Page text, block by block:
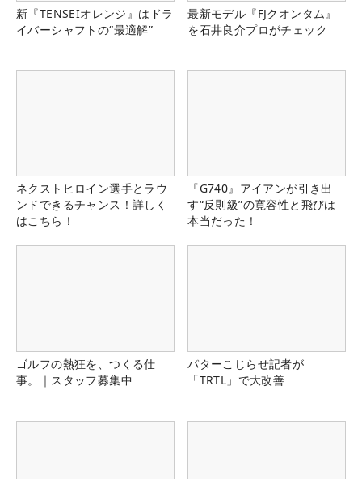
新『TENSEIオレンジ』はドラ
イバーシャフトの“最適解”
最新モデル『FJクオンタム』
を石井良介プロがチェック
ネクストヒロイン選手とラウ
ンドできるチャンス！詳しく
はこちら！
『G740』アイアンが引き出
す“反則級”の寛容性と飛びは
本当だった！
ゴルフの熱狂を、つくる仕
事。｜スタッフ募集中
パターこじらせ記者が
「TRTL」で大改善